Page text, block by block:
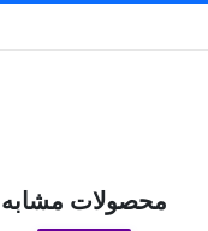
محصولات مشابه